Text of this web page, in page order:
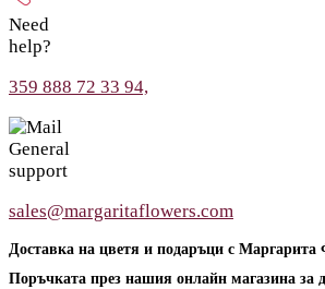
Need
help?
359 888 72 33 94,
General
support
sales@margaritaflowers.com
Доставка на цветя и подаръци с Маргарита
Поръчката през нашия онлайн магазина за